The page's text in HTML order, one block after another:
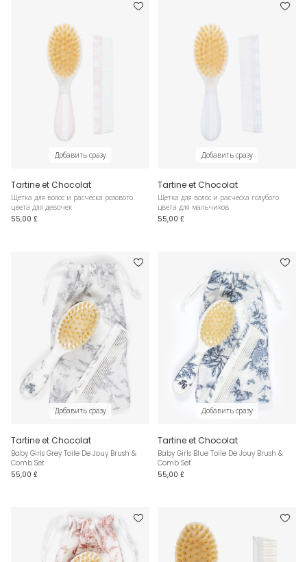
Добавить сразу
Tartine et Chocolat
Щетка для волос и расческа розового
цвета для девочек
55,00 £
Добавить сразу
Tartine et Chocolat
Щетка для волос и расческа голубого
цвета для мальчиков
55,00 £
Добавить сразу
Tartine et Chocolat
Baby Girls Grey Toile De Jouy Brush &
Comb Set
55,00 £
Добавить сразу
Tartine et Chocolat
Baby Girls Blue Toile De Jouy Brush &
Comb Set
55,00 £